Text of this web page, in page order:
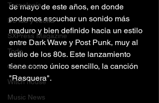
Tecnología
De ida y vuelta
SXPress Magazine
Todo
Conciertos
Witch house
Music News
de mayo de este años, en donde
podemos escuchar un sonido más
maduro y bien definido hacia un estilo
entre Dark Wave y Post Punk, muy al
estilo de los 80s. Este lanzamiento
tiene como único sencillo, la canción
"Rasquera".